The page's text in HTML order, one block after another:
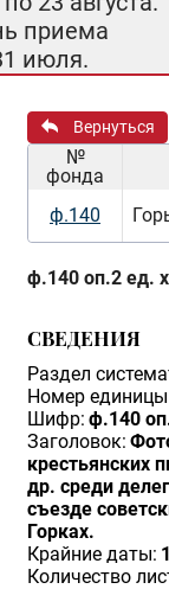
приема
июля.
Вернуться
№
фонда
ф.140
ф.140 оп.2 ед.
СВЕДЕНИЯ
Раздел
Номер единицы
Шифр: ф.140
Заголовок:
крестьянских
др. среди
съезде
Горках.
Крайние даты:
Количество